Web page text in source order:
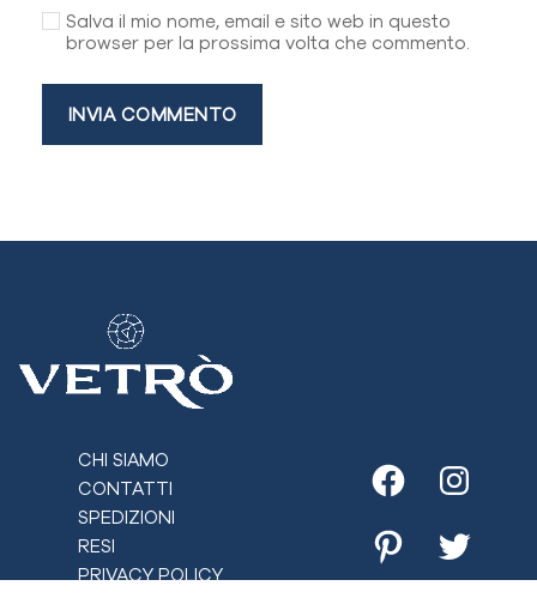
Salva il mio nome, email e sito web in questo
browser per la prossima volta che commento.
CHI SIAMO
CONTATTI
SPEDIZIONI
RESI
PRIVACY POLICY
Facebook
PinterestTwitter